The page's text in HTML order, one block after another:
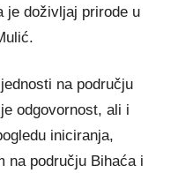
je doživljaj prirode u
na području
odgovornost, ali i
iniciranja,
na području Bihaća i